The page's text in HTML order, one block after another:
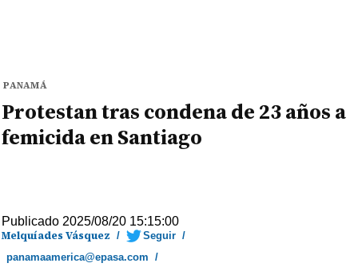
PANAMÁ
Protestan tras condena de 23 años a
femicida en Santiago
Publicado 2025/08/20 15:15:00
Melquíades Vásquez / Seguir /
panamaamerica@epasa.com /